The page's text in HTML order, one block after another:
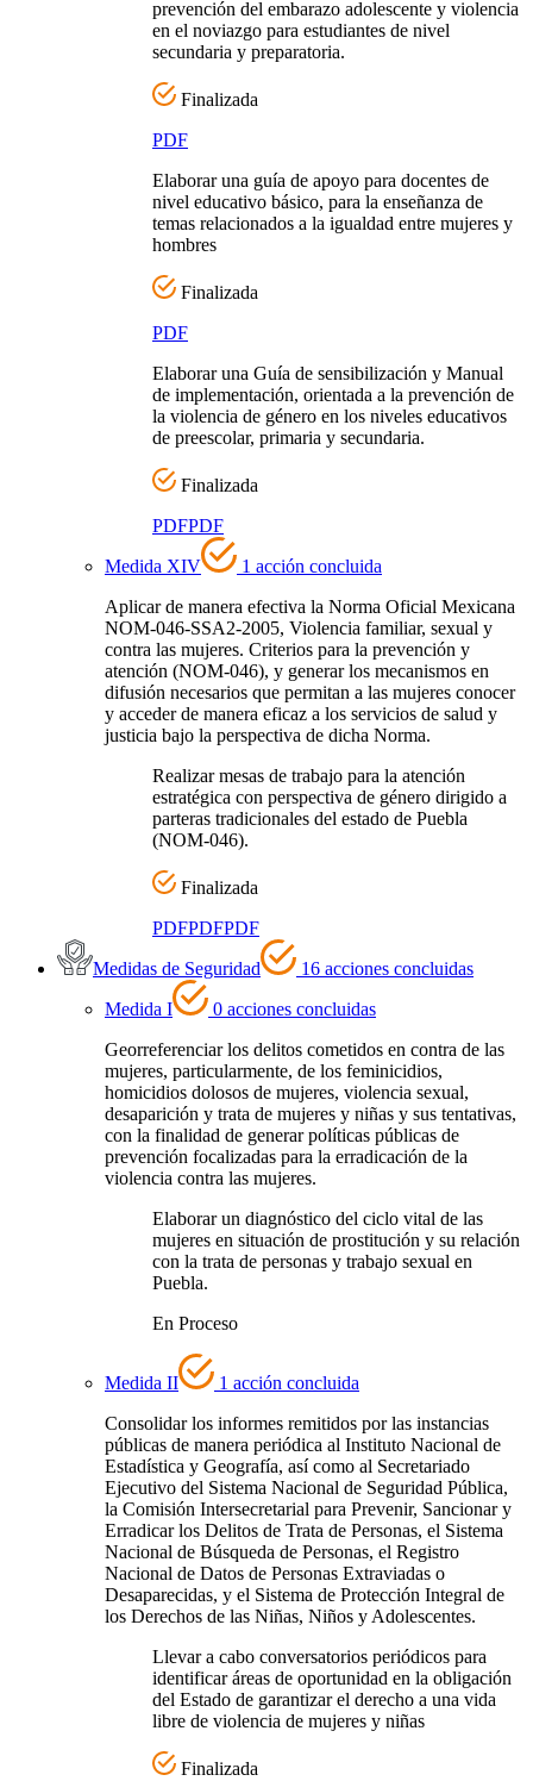
prevención del embarazo adolescente y violencia
en el noviazgo para estudiantes de nivel
secundaria y preparatoria.
Finalizada
PDF
Elaborar una guía de apoyo para docentes de
nivel educativo básico, para la enseñanza de
temas relacionados a la igualdad entre mujeres y
hombres
Finalizada
PDF
Elaborar una Guía de sensibilización y Manual
de implementación, orientada a la prevención de
la violencia de género en los niveles educativos
de preescolar, primaria y secundaria.
Finalizada
PDFPDF
Medida XIV
1 acción concluida
Aplicar de manera efectiva la Norma Oficial Mexicana
NOM-046-SSA2-2005, Violencia familiar, sexual y
contra las mujeres. Criterios para la prevención y
atención (NOM-046), y generar los mecanismos en
difusión necesarios que permitan a las mujeres conocer
y acceder de manera eficaz a los servicios de salud y
justicia bajo la perspectiva de dicha Norma.
Realizar mesas de trabajo para la atención
estratégica con perspectiva de género dirigido a
parteras tradicionales del estado de Puebla
(NOM-046).
Finalizada
PDFPDFPDF
Medidas de Seguridad
16 acciones concluidas
Medida I
0 acciones concluidas
Georreferenciar los delitos cometidos en contra de las
mujeres, particularmente, de los feminicidios,
homicidios dolosos de mujeres, violencia sexual,
desaparición y trata de mujeres y niñas y sus tentativas,
con la finalidad de generar políticas públicas de
prevención focalizadas para la erradicación de la
violencia contra las mujeres.
Elaborar un diagnóstico del ciclo vital de las
mujeres en situación de prostitución y su relación
con la trata de personas y trabajo sexual en
Puebla.
En Proceso
Medida II
1 acción concluida
Consolidar los informes remitidos por las instancias
públicas de manera periódica al Instituto Nacional de
Estadística y Geografía, así como al Secretariado
Ejecutivo del Sistema Nacional de Seguridad Pública,
la Comisión Intersecretarial para Prevenir, Sancionar y
Erradicar los Delitos de Trata de Personas, el Sistema
Nacional de Búsqueda de Personas, el Registro
Nacional de Datos de Personas Extraviadas o
Desaparecidas, y el Sistema de Protección Integral de
los Derechos de las Niñas, Niños y Adolescentes.
Llevar a cabo conversatorios periódicos para
identificar áreas de oportunidad en la obligación
del Estado de garantizar el derecho a una vida
libre de violencia de mujeres y niñas
Finalizada